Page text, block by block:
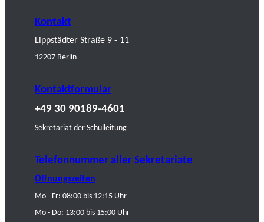
Kontakt
Lippstädter Straße 9 - 11
12207 Berlin
Kontaktformular
+49 30 90189-4601
Sekretariat der Schulleitung
Telefonnummer aller Sekretariate
Öffnungszeiten
Mo - Fr: 08:00 bis 12:15 Uhr
Mo - Do: 13:00 bis 15:00 Uhr